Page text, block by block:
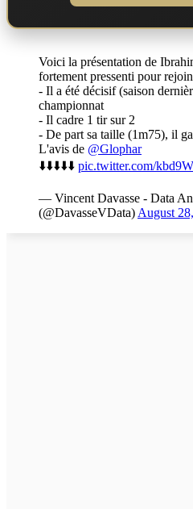
Voici la présentation de
fortement pressenti pour
- Il a été décisif (saison
championnat
- Il cadre 1 tir sur 2
- De part sa taille (1m75), il
L'avis de @Glophar
⬇️⬇️⬇️⬇️⬇️ pic.twitter.com/
— Vincent Davasse - Data
(@DavasseVData) August